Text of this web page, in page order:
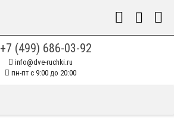
+7 (499) 686-03-92
info@dve-ruchki.ru
пн-пт с 9:00 до 20:00